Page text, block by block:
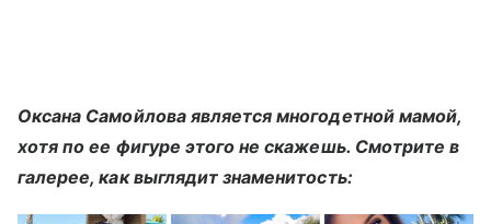
Оксана Самойлова является многодетной мамой,
хотя по ее фигуре этого не скажешь. Смотрите в
галерее, как выглядит знаменитость: